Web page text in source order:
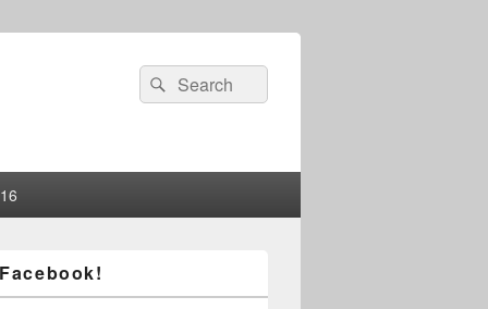
Search
for:
Search